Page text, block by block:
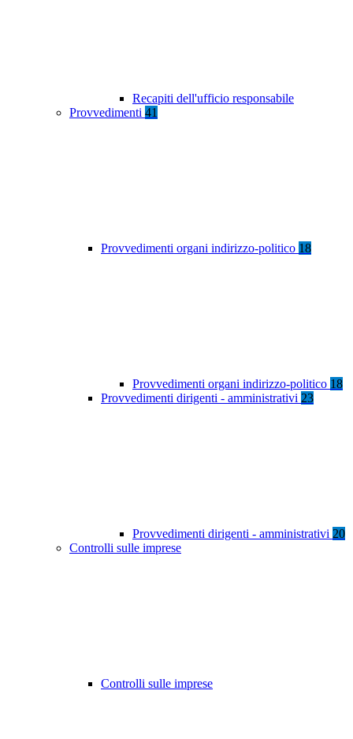
Recapiti dell'ufficio responsabile
Provvedimenti 41
Provvedimenti organi indirizzo-politico 18
Provvedimenti organi indirizzo-politico 18
Provvedimenti dirigenti - amministrativi 23
Provvedimenti dirigenti - amministrativi 20
Controlli sulle imprese
Controlli sulle imprese